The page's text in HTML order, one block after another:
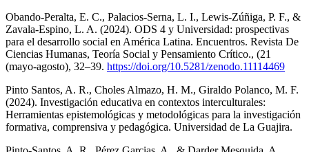
Obando-Peralta, E. C., Palacios-Serna, L. I., Lewis-Zúñiga, P. F., &
Zavala-Espino, L. A. (2024). ODS 4 y Universidad: prospectivas
para el desarrollo social en América Latina. Encuentros. Revista De
Ciencias Humanas, Teoría Social y Pensamiento Crítico., (21
(mayo-agosto), 32–39. https://doi.org/10.5281/zenodo.11114469
Pinto Santos, A. R., Choles Almazo, H. M., Giraldo Polanco, M. F.
(2024). Investigación educativa en contextos interculturales:
Herramientas epistemológicas y metodológicas para la investigación
formativa, comprensiva y pedagógica. Universidad de La Guajira.